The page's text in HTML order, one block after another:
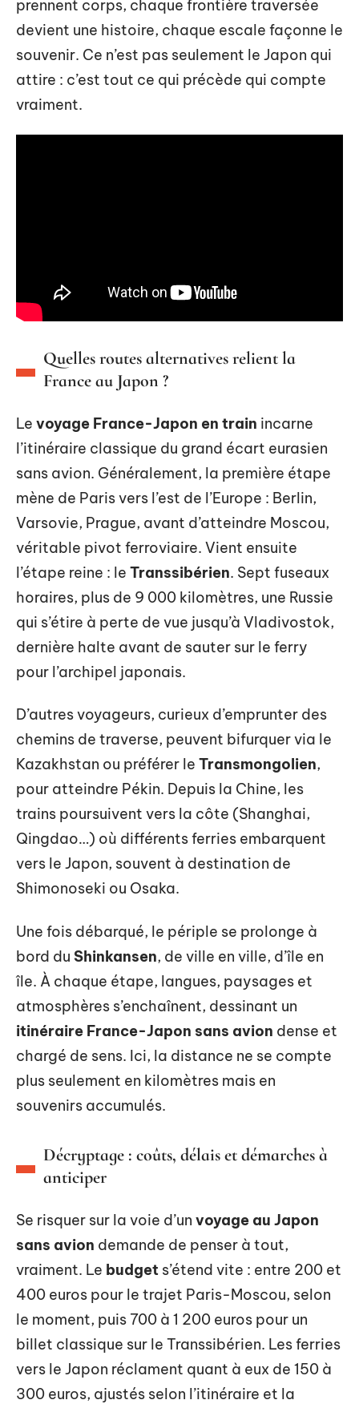
prennent corps, chaque frontière traversée
devient une histoire, chaque escale façonne le
souvenir. Ce n’est pas seulement le Japon qui
attire : c’est tout ce qui précède qui compte
vraiment.
Quelles routes alternatives relient la
France au Japon ?
Le voyage France-Japon en train incarne
l’itinéraire classique du grand écart eurasien
sans avion. Généralement, la première étape
mène de Paris vers l’est de l’Europe : Berlin,
Varsovie, Prague, avant d’atteindre Moscou,
véritable pivot ferroviaire. Vient ensuite
l’étape reine : le Transsibérien. Sept fuseaux
horaires, plus de 9 000 kilomètres, une Russie
qui s’étire à perte de vue jusqu’à Vladivostok,
dernière halte avant de sauter sur le ferry
pour l’archipel japonais.
D’autres voyageurs, curieux d’emprunter des
chemins de traverse, peuvent bifurquer via le
Kazakhstan ou préférer le Transmongolien,
pour atteindre Pékin. Depuis la Chine, les
trains poursuivent vers la côte (Shanghai,
Qingdao…) où différents ferries embarquent
vers le Japon, souvent à destination de
Shimonoseki ou Osaka.
Une fois débarqué, le périple se prolonge à
bord du Shinkansen, de ville en ville, d’île en
île. À chaque étape, langues, paysages et
atmosphères s’enchaînent, dessinant un
itinéraire France-Japon sans avion dense et
chargé de sens. Ici, la distance ne se compte
plus seulement en kilomètres mais en
souvenirs accumulés.
Décryptage : coûts, délais et démarches à
anticiper
Se risquer sur la voie d’un voyage au Japon
sans avion demande de penser à tout,
vraiment. Le budget s’étend vite : entre 200 et
400 euros pour le trajet Paris-Moscou, selon
le moment, puis 700 à 1 200 euros pour un
billet classique sur le Transsibérien. Les ferries
vers le Japon réclament quant à eux de 150 à
300 euros, ajustés selon l’itinéraire et la